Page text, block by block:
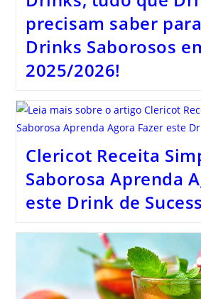
precisam saber
Drinks Saborosos
2025/2026!
Clericot Receita
Saborosa Aprenda
este Drink de